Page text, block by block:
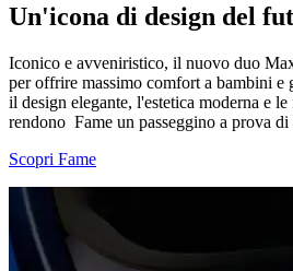
Un'icona di design del
Iconico e avveniristico, il nuovo duo
per offrire massimo comfort a bambini e
il design elegante, l'estetica moderna e
rendono Fame un passeggino a prova
Scopri Fame